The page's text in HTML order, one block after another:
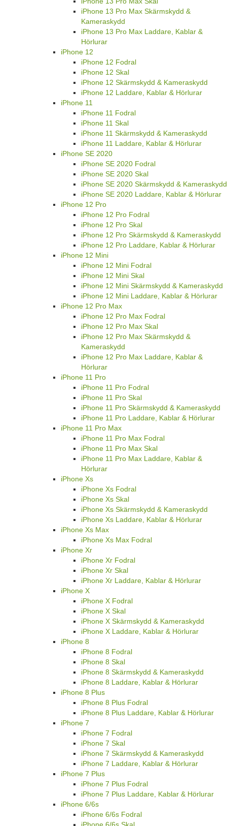
iPhone 13 Pro Max Skärmskydd &
Kameraskydd
iPhone 13 Pro Max Laddare, Kablar &
Hörlurar
iPhone 12
iPhone 12 Fodral
iPhone 12 Skal
iPhone 12 Skärmskydd & Kameraskydd
iPhone 12 Laddare, Kablar & Hörlurar
iPhone 11
iPhone 11 Fodral
iPhone 11 Skal
iPhone 11 Skärmskydd & Kameraskydd
iPhone 11 Laddare, Kablar & Hörlurar
iPhone SE 2020
iPhone SE 2020 Fodral
iPhone SE 2020 Skal
iPhone SE 2020 Skärmskydd & Kameraskydd
iPhone SE 2020 Laddare, Kablar & Hörlurar
iPhone 12 Pro
iPhone 12 Pro Fodral
iPhone 12 Pro Skal
iPhone 12 Pro Skärmskydd & Kameraskydd
iPhone 12 Pro Laddare, Kablar & Hörlurar
iPhone 12 Mini
iPhone 12 Mini Fodral
iPhone 12 Mini Skal
iPhone 12 Mini Skärmskydd & Kameraskydd
iPhone 12 Mini Laddare, Kablar & Hörlurar
iPhone 12 Pro Max
iPhone 12 Pro Max Fodral
iPhone 12 Pro Max Skal
iPhone 12 Pro Max Skärmskydd &
Kameraskydd
iPhone 12 Pro Max Laddare, Kablar &
Hörlurar
iPhone 11 Pro
iPhone 11 Pro Fodral
iPhone 11 Pro Skal
iPhone 11 Pro Skärmskydd & Kameraskydd
iPhone 11 Pro Laddare, Kablar & Hörlurar
iPhone 11 Pro Max
iPhone 11 Pro Max Fodral
iPhone 11 Pro Max Skal
iPhone 11 Pro Max Laddare, Kablar &
Hörlurar
iPhone Xs
iPhone Xs Fodral
iPhone Xs Skal
iPhone Xs Skärmskydd & Kameraskydd
iPhone Xs Laddare, Kablar & Hörlurar
iPhone Xs Max
iPhone Xs Max Fodral
iPhone Xr
iPhone Xr Fodral
iPhone Xr Skal
iPhone Xr Laddare, Kablar & Hörlurar
iPhone X
iPhone X Fodral
iPhone X Skal
iPhone X Skärmskydd & Kameraskydd
iPhone X Laddare, Kablar & Hörlurar
iPhone 8
iPhone 8 Fodral
iPhone 8 Skal
iPhone 8 Skärmskydd & Kameraskydd
iPhone 8 Laddare, Kablar & Hörlurar
iPhone 8 Plus
iPhone 8 Plus Fodral
iPhone 8 Plus Laddare, Kablar & Hörlurar
iPhone 7
iPhone 7 Fodral
iPhone 7 Skal
iPhone 7 Skärmskydd & Kameraskydd
iPhone 7 Laddare, Kablar & Hörlurar
iPhone 7 Plus
iPhone 7 Plus Fodral
iPhone 7 Plus Laddare, Kablar & Hörlurar
iPhone 6/6s
iPhone 6/6s Fodral